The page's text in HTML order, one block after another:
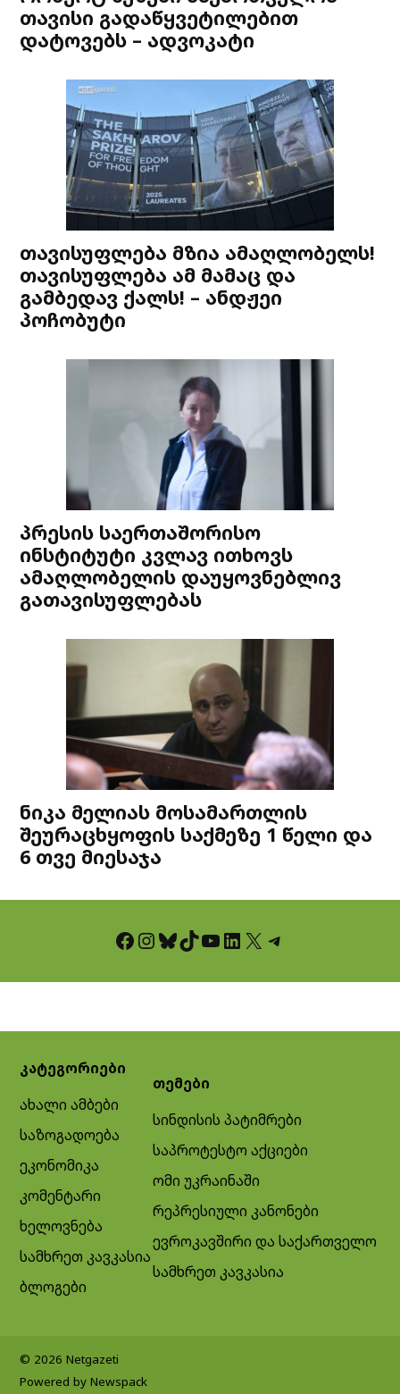
თავისი გადაწყვეტილებით
დატოვებს – ადვოკატი
თავისუფლება მზია ამაღლობელს!
თავისუფლება ამ მამაც და
გამბედავ ქალს! – ანდჟეი
პოჩობუტი
პრესის საერთაშორისო
ინსტიტუტი კვლავ ითხოვს
ამაღლობელის დაუყოვნებლივ
გათავისუფლებას
ნიკა მელიას მოსამართლის
შეურაცხყოფის საქმეზე 1 წელი და
6 თვე მიესაჯა
Facebook InstagramBluesky TikTok YouTube LinkedIn X Telegram
კატეგორიები
ახალი ამბები
საზოგადოება
ეკონომიკა
კომენტარი
ხელოვნება
სამხრეთ კავკასია
ბლოგები
თემები
სინდისის პატიმრები
საპროტესტო აქციები
ომი უკრაინაში
რეპრესიული კანონები
ევროკავშირი და საქართველო
სამხრეთ კავკასია
© 2026 Netgazeti
Powered by Newspack